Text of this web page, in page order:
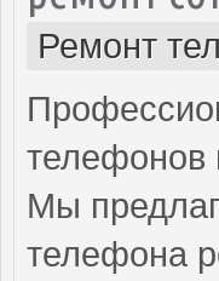
Ремонт
телефонов
Мы
телефона